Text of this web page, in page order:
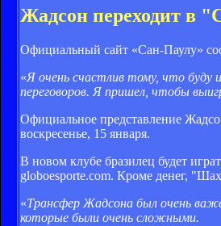
Жадсон переходит в
Официальный сайт «Сан-Паулу»
«Я очень счастлив тому, что буду
переговоров. Я пришел, чтобы
Официальное представление
воскресенье, 15 января.
В новом клубе бразилец будет
globoesporte.com. Кроме денег,
«Трансфер Жадсона был очень
которые были очень сложными.